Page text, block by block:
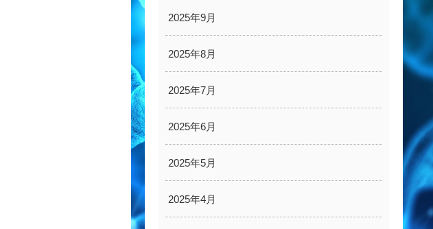
2025年9月
2025年8月
2025年7月
2025年6月
2025年5月
2025年4月